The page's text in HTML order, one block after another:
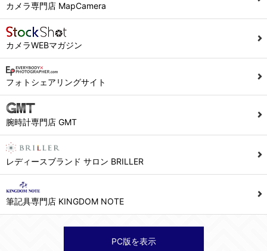
カメラ専門店 MapCamera
カメラWEBマガジン
フォトシェアリングサイト
腕時計専門店 GMT
レディースブランド サロン BRILLER
筆記具専門店 KINGDOM NOTE
PC版を表示